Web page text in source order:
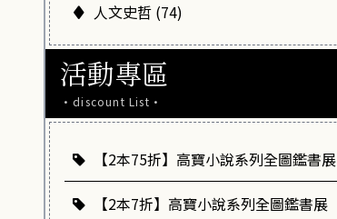
人文史哲 (74)
活動專區
·discount List·
【2本75折】高寶小說系列全圖鑑書展
【2本7折】高寶小說系列全圖鑑書展